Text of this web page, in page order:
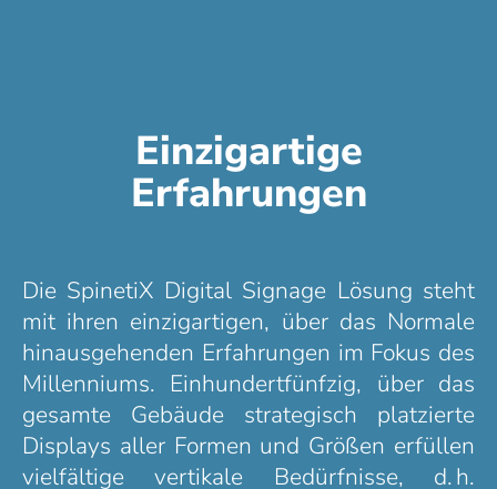
Einzigartige
Erfahrungen
Die SpinetiX Digital Signage Lösung steht
mit ihren einzigartigen, über das Normale
hinausgehenden Erfahrungen im Fokus des
Millenniums. Einhundertfünfzig, über das
gesamte Gebäude strategisch platzierte
Displays aller Formen und Größen erfüllen
vielfältige vertikale Bedürfnisse, d. h.